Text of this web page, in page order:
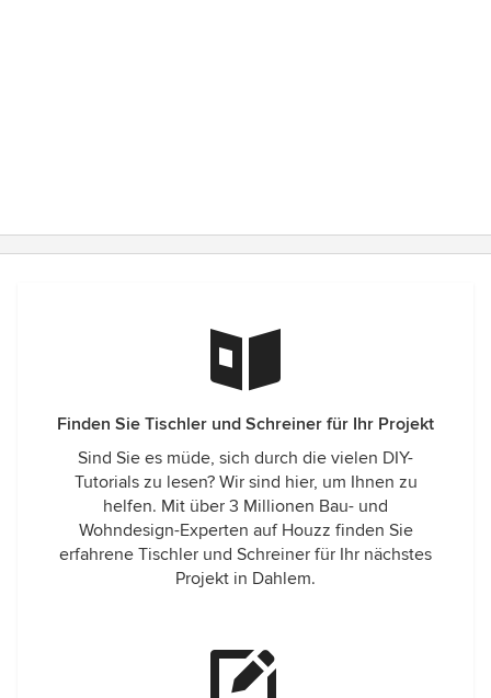
Finden Sie Tischler und Schreiner für Ihr Projekt
Sind Sie es müde, sich durch die vielen DIY-
Tutorials zu lesen? Wir sind hier, um Ihnen zu
helfen. Mit über 3 Millionen Bau- und
Wohndesign-Experten auf Houzz finden Sie
erfahrene Tischler und Schreiner für Ihr nächstes
Projekt in Dahlem.